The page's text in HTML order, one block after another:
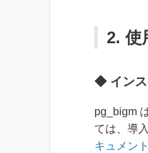
2. 使
◆ インス
pg_bigm
ては、導
キュメント